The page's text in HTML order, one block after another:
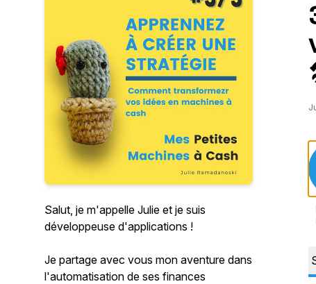
Salut, je m'appelle Julie et je suis
développeuse d'applications !
Je partage avec vous mon aventure dans
l'automatisation de ses finances